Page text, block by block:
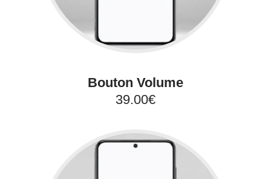
Bouton Volume
39.00€